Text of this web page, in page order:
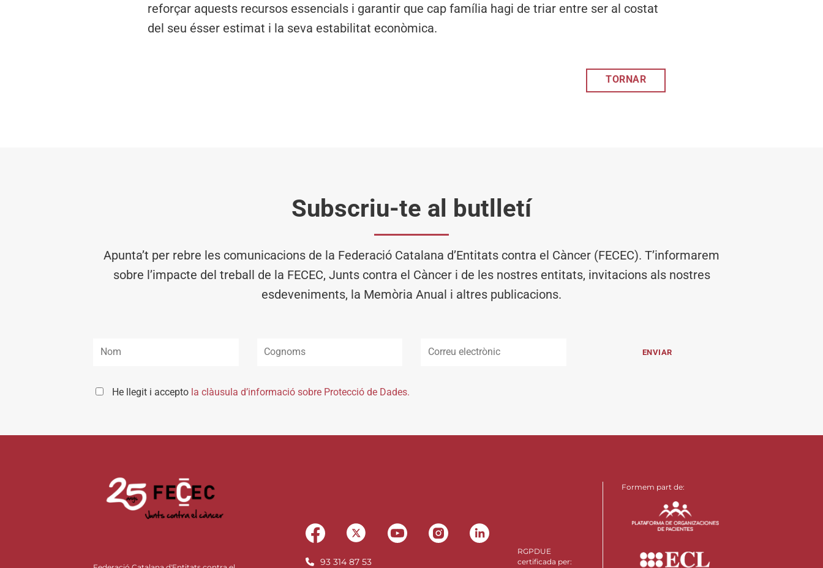
reforçar aquests recursos essencials i garantir que cap família hagi de triar entre ser al costat
del seu ésser estimat i la seva estabilitat econòmica.
TORNAR
Subscriu-te al butlletí
Apunta’t per rebre les comunicacions de la Federació Catalana d’Entitats contra el Càncer (FECEC). T’informarem
sobre l’impacte del treball de la FECEC, Junts contra el Càncer i de les nostres entitats, invitacions als nostres
esdeveniments, la Memòria Anual i altres publicacions.
He llegit i accepto la clàusula d’informació sobre Protecció de Dades.
93 314 87 53
RGPDUE
certificada per:
Formem part de: